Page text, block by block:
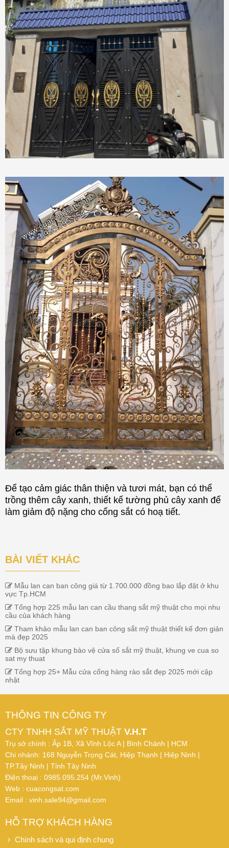
Để tạo cảm giác thân thiện và tươi mát, bạn có thể
trồng thêm cây xanh, thiết kế tường phủ cây xanh để
làm giảm độ nặng cho cổng sắt có hoạ tiết.
BÀI VIẾT KHÁC
Mẫu lan can ban công giá từ 1.700.000 đồng bao lắp đặt ở khu
vực Tp.HCM
Tổng hợp 225 mẫu lan can cầu thang sắt mỹ thuật cho mọi nhu
cầu của khách hàng
Tham khảo mẫu lan can ban công sắt mỹ thuật thiết kế đơn giản
mà đẹp 2025
Bộ sưu tập khung bảo vệ cửa sổ sắt mỹ thuật, khung ve cua so
sat my thuat
Tổng hợp 25+ Mẫu cửa cổng hàng rào sắt đẹp 2025 mới cập
nhật
THÔNG TIN CÔNG TY
CTY TNHH SẮT MỸ THUẬT V.H.T
Trụ sở chính : Ấp 1B, Xã Vĩnh Lộc A | Bình Chánh | HCM
Chi nhánh: 168 Nguyễn Trọng Cát, Hiệp Thạnh | Hiệp Ninh |
TP.Tây Ninh | Tỉnh Tây Ninh
Điện thoại : 0985.095.254 (Mr.Vinh)
Web : cuacongsat.com
Email : vinh.sale94@gmail.com
HỖ TRỢ KHÁCH HÀNG
Chính sách và qui định chung